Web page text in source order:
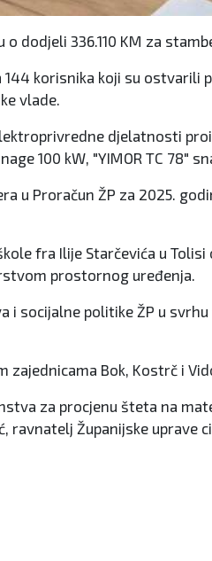
dodjeli 336.110 KM za
korisnika koji su
vlade.
djelatnosti
100 kW, "YIMOR TC 78"
u Proračun ŽP za 2025.
fra Ilije Starčevića u
prostornog uređenja.
socijalne politike ŽP u
Bok, Kostrč i
za procjenu šteta na
Županijske uprave